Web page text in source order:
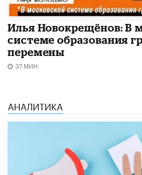
Илья Новокрещёнов: В
системе образования
перемены
37 МИН.
АНАЛИТИКА